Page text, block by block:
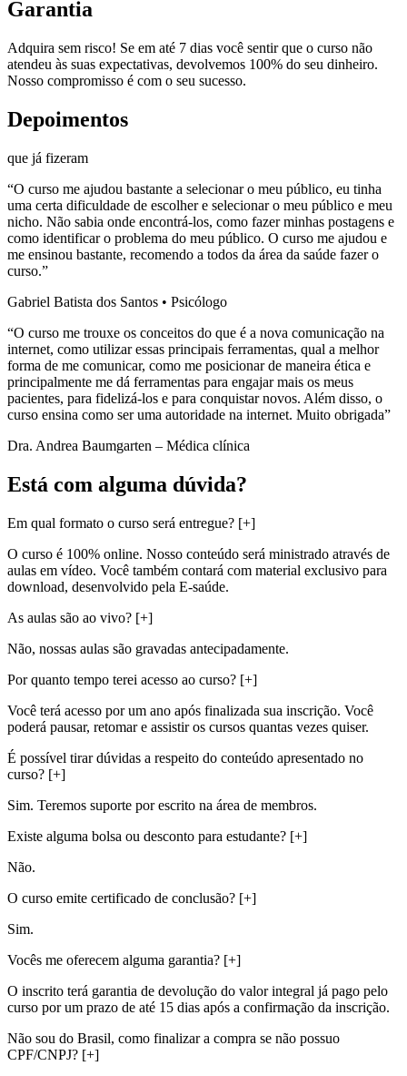
Garantia
Adquira sem risco! Se em até 7 dias você sentir que o curso não
atendeu às suas expectativas, devolvemos 100% do seu dinheiro.
Nosso compromisso é com o seu sucesso.
Depoimentos
que já fizeram
“O curso me ajudou bastante a selecionar o meu público, eu tinha
uma certa dificuldade de escolher e selecionar o meu público e meu
nicho. Não sabia onde encontrá-los, como fazer minhas postagens e
como identificar o problema do meu público. O curso me ajudou e
me ensinou bastante, recomendo a todos da área da saúde fazer o
curso.”
Gabriel Batista dos Santos • Psicólogo
“O curso me trouxe os conceitos do que é a nova comunicação na
internet, como utilizar essas principais ferramentas, qual a melhor
forma de me comunicar, como me posicionar de maneira ética e
principalmente me dá ferramentas para engajar mais os meus
pacientes, para fidelizá-los e para conquistar novos. Além disso, o
curso ensina como ser uma autoridade na internet. Muito obrigada”
Dra. Andrea Baumgarten – Médica clínica
Está com alguma dúvida?
Em qual formato o curso será entregue? [+]
O curso é 100% online. Nosso conteúdo será ministrado através de
aulas em vídeo. Você também contará com material exclusivo para
download, desenvolvido pela E-saúde.
As aulas são ao vivo? [+]
Não, nossas aulas são gravadas antecipadamente.
Por quanto tempo terei acesso ao curso? [+]
Você terá acesso por um ano após finalizada sua inscrição. Você
poderá pausar, retomar e assistir os cursos quantas vezes quiser.
É possível tirar dúvidas a respeito do conteúdo apresentado no
curso? [+]
Sim. Teremos suporte por escrito na área de membros.
Existe alguma bolsa ou desconto para estudante? [+]
Não.
O curso emite certificado de conclusão? [+]
Sim.
Vocês me oferecem alguma garantia? [+]
O inscrito terá garantia de devolução do valor integral já pago pelo
curso por um prazo de até 15 dias após a confirmação da inscrição.
Não sou do Brasil, como finalizar a compra se não possuo
CPF/CNPJ? [+]